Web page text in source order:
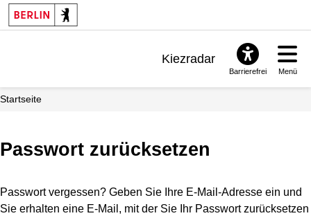
Kiezradar
Barrierefrei Menü
Startseite
Passwort zurücksetzen
Passwort vergessen? Geben Sie Ihre E-Mail-Adresse ein und
Sie erhalten eine E-Mail, mit der Sie Ihr Passwort zurücksetzen